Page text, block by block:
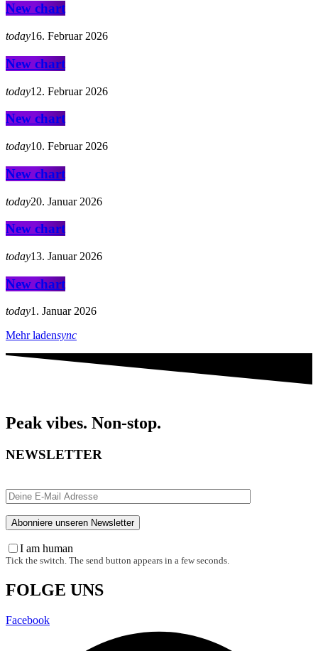
New chart
today16. Februar 2026
New chart
today12. Februar 2026
New chart
today10. Februar 2026
New chart
today20. Januar 2026
New chart
today13. Januar 2026
New chart
today1. Januar 2026
Mehr ladensync
Peak vibes. Non-stop.
NEWSLETTER
I am human
Tick the switch. The send button appears in a few seconds.
FOLGE UNS
Facebook